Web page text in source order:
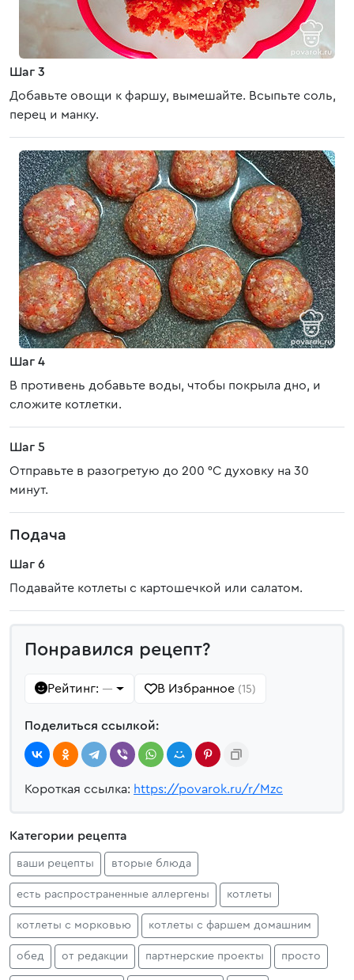
Шаг 3
Добавьте овощи к фаршу, вымешайте. Всыпьте соль,
перец и манку.
Шаг 4
В противень добавьте воды, чтобы покрыла дно, и
сложите котлетки.
Шаг 5
Отправьте в разогретую до 200 °С духовку на 30
минут.
Подача
Шаг 6
Подавайте котлеты с картошечкой или салатом.
Понравился рецепт?
Рейтинг: — В Избранное (15)
Поделиться ссылкой:
Короткая ссылка: https://povarok.ru/r/Mzc
Категории рецепта
ваши рецепты вторые блюда
есть распространенные аллергены котлеты
котлеты с морковью котлеты с фаршем домашним
обед от редакции партнерские проекты просто